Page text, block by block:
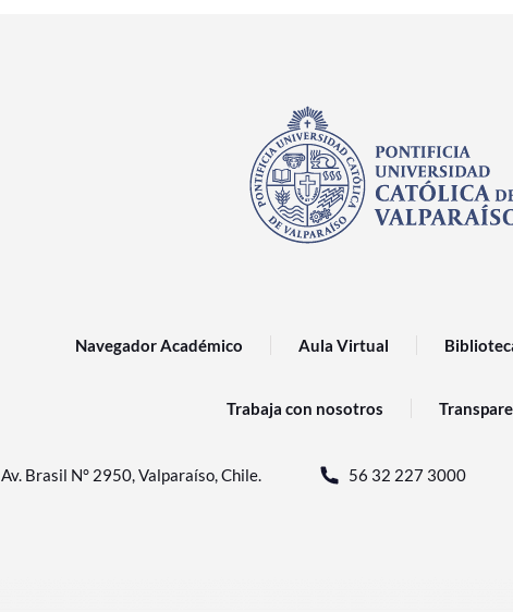
Navegador Académico Aula Virtual
Trabaja con nosotros
Av. Brasil N° 2950, Valparaíso, Chile. 56 32 227 3000